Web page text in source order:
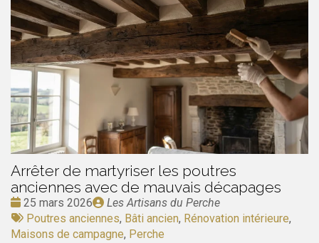
Arrêter de martyriser les poutres
anciennes avec de mauvais décapages
Date
:
25 mars 2026
Publié
par
Les Artisans du Perche
Tags
:
Poutres anciennes, Bâti ancien, Rénovation intérieure,
Maisons de campagne, Perche